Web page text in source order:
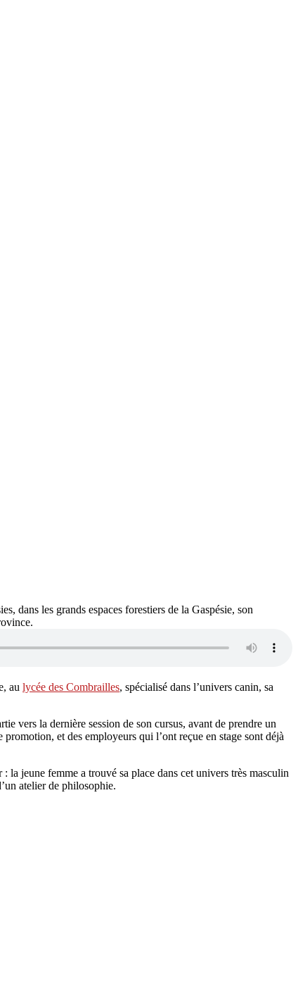
dans les grands espaces forestiers de la Gaspésie, son
au lycée des Combrailles, spécialisé dans l’univers canin, sa
vers la dernière session de son cursus, avant de prendre un
et des employeurs qui l’ont reçue en stage sont déjà
la jeune femme a trouvé sa place dans cet univers très masculin
atelier de philosophie.